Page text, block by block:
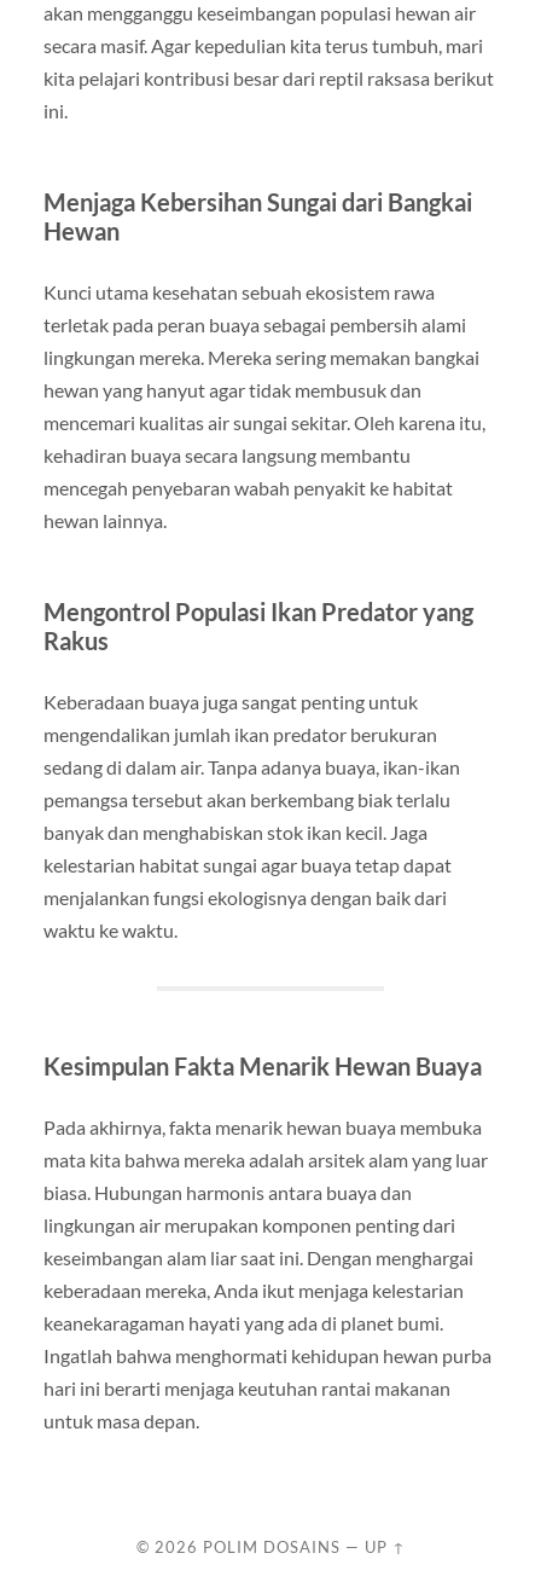
akan mengganggu keseimbangan populasi hewan air
secara masif. Agar kepedulian kita terus tumbuh, mari
kita pelajari kontribusi besar dari reptil raksasa berikut
ini.
Menjaga Kebersihan Sungai dari Bangkai
Hewan
Kunci utama kesehatan sebuah ekosistem rawa
terletak pada peran buaya sebagai pembersih alami
lingkungan mereka. Mereka sering memakan bangkai
hewan yang hanyut agar tidak membusuk dan
mencemari kualitas air sungai sekitar. Oleh karena itu,
kehadiran buaya secara langsung membantu
mencegah penyebaran wabah penyakit ke habitat
hewan lainnya.
Mengontrol Populasi Ikan Predator yang
Rakus
Keberadaan buaya juga sangat penting untuk
mengendalikan jumlah ikan predator berukuran
sedang di dalam air. Tanpa adanya buaya, ikan-ikan
pemangsa tersebut akan berkembang biak terlalu
banyak dan menghabiskan stok ikan kecil. Jaga
kelestarian habitat sungai agar buaya tetap dapat
menjalankan fungsi ekologisnya dengan baik dari
waktu ke waktu.
Kesimpulan Fakta Menarik Hewan Buaya
Pada akhirnya, fakta menarik hewan buaya membuka
mata kita bahwa mereka adalah arsitek alam yang luar
biasa. Hubungan harmonis antara buaya dan
lingkungan air merupakan komponen penting dari
keseimbangan alam liar saat ini. Dengan menghargai
keberadaan mereka, Anda ikut menjaga kelestarian
keanekaragaman hayati yang ada di planet bumi.
Ingatlah bahwa menghormati kehidupan hewan purba
hari ini berarti menjaga keutuhan rantai makanan
untuk masa depan.
© 2026 POLIM DOSAINS — UP ↑